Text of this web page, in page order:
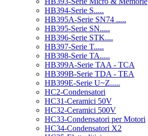
HB394-Serie S.....
HB395A-Serie SN74 .....
HB395-Serie SN.....
HB396-Serie STK....
HB397-Serie T.....
HB398-Serie TA.....
HB399A-Serie TAA - TCA
HB399B-Serie TDA - TEA
HB399E-Serie U~Z.....
HC2-Condensatori
HC31-Ceramici 50V
HC32-Ceramici 500V
HC33-Condensatori per Motori
HC34-Condensatori X2